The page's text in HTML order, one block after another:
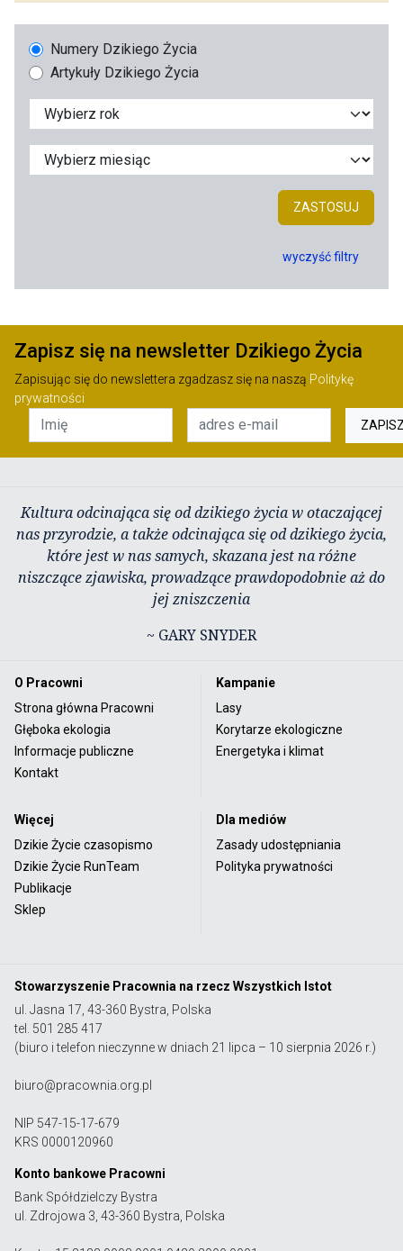
Numery Dzikiego Życia
Artykuły Dzikiego Życia
ZASTOSUJ
wyczyść filtry
Zapisz się na newsletter Dzikiego Życia
Zapisując się do newslettera zgadzasz się na naszą Politykę
prywatności
Kultura odcinająca się od dzikiego życia w otaczającej
nas przyrodzie, a także odcinająca się od dzikiego życia,
które jest w nas samych, skazana jest na różne
niszczące zjawiska, prowadzące prawdopodobnie aż do
jej zniszczenia
~ GARY SNYDER
O Pracowni
Strona główna Pracowni
Głęboka ekologia
Informacje publiczne
Kontakt
Kampanie
Lasy
Korytarze ekologiczne
Energetyka i klimat
Więcej
Dzikie Życie czasopismo
Dzikie Życie RunTeam
Publikacje
Sklep
Dla mediów
Zasady udostępniania
Polityka prywatności
Stowarzyszenie Pracownia na rzecz Wszystkich Istot
ul. Jasna 17, 43-360 Bystra, Polska
tel. 501 285 417
(biuro i telefon nieczynne w dniach 21 lipca – 10 sierpnia 2026 r.)
biuro@pracownia.org.pl
NIP 547-15-17-679
KRS 0000120960
Konto bankowe Pracowni
Bank Spółdzielczy Bystra
ul. Zdrojowa 3, 43-360 Bystra, Polska